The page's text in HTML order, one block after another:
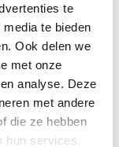
te
te bieden
Ook delen we
met onze
analyse. Deze
met andere
die ze hebben
services.